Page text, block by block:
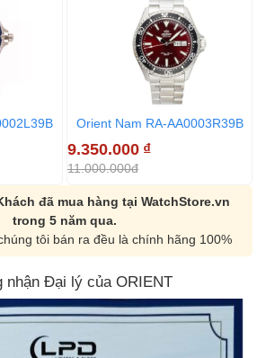
Orient Nam RA-AA0003R39B
9.350.000 ₫
11.000.000đ
đã mua hàng tại WatchStore.vn
trong 5 năm qua.
tôi bán ra đều là chính hãng 100%
nhận Đại lý của ORIENT